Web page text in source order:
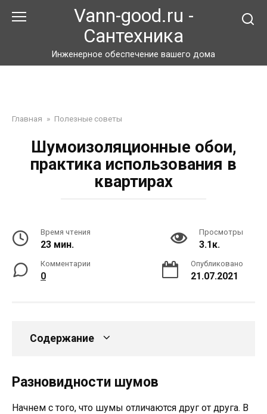
Vann-good.ru -
Сантехника
Инженерное обеспечение вашего дома
Главная » Полезные советы
Шумоизоляционные обои,
практика использования в
квартирах
Время чтения
23 мин.
Просмотры
3.1к.
Комментарии
0
Опубликовано
21.07.2021
Содержание
Разновидности шумов
Начнем с того, что шумы отличаются друг от друга. В